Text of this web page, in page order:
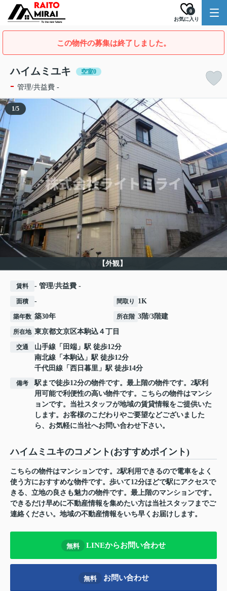
お気に入り
0
この物件の募集は終了しました。
ハイムミユキ 空室0
- 管理/共益費 -
【外観】
1/5
賃料 - 管理/共益費 -
面積 - 間取り 1K
築年数 築30年 所在階 3階/3階建
所在地 東京都文京区本駒込 ４丁目
交通 山手線 「 田端 」駅 徒歩12分
南北線 「 本駒込 」駅 徒歩12分
千代田線 「 西日暮里 」駅 徒歩14分
備考
駅まで徒歩12分の物件です。最上階の物件です。2駅利
用可能で利便性の高い物件です。こちらの物件はマンシ
ョンです。当社スタッフが地域の賃貸情報をご提供いた
します。お客様のこだわりやご要望などございました
ら、お気軽に当社へお問い合わせ下さい。
ハイムミユキのコメント(おすすめポイント)
こちらの物件はマンションです。2駅利用できるので電車をよく
使う方におすすめな物件です。歩いて12分ほどで駅にアクセスで
きる、立地の良さも魅力の物件です。最上階のマンションです。
できるだけ早めに不動産情報を集めたい方は当社スタッフまでご
連絡ください。地域の不動産情報をいち早くお届けします。
無料 LINEからお問い合わせ
無料 お問い合わせ